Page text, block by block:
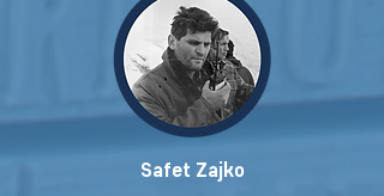
Safet Zajko